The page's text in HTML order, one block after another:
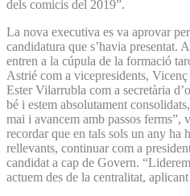
dels comicis del 2019”.
La nova executiva es va aprovar
candidatura que s’havia presentat.
entren a la cúpula de la formació
Astrié com a vicepresidents,
Ester Vilarrubla com a secretària
bé i estem absolutament
mai i avancem amb passos ferms”,
recordar que en tals sols un any ha
rellevants, continuar com a
candidat a cap de Govern.
actuem des de la centralitat,